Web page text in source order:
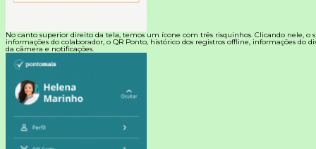
No canto superior direito da tela, temos um ícone com três risquinhos. Clicando nele, o
informações do colaborador, o QR Ponto, histórico dos registros offline, informações do
da câmera e notificações.